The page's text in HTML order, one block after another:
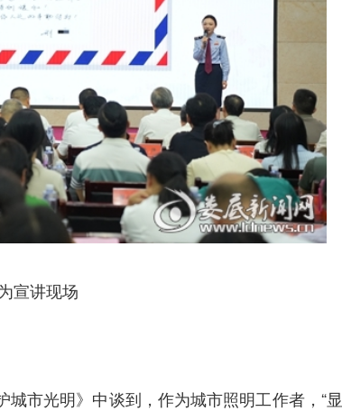
宣讲现场
市光明》中谈到，作为城市照明工作者，“显